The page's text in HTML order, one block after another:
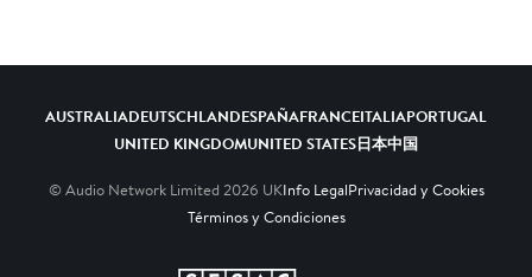
AUSTRALIADEUTSCHLANDESPAÑAFRANCEITALIAPORTUGAL
UNITED KINGDOMUNITED STATES日本中国
© Audio Network Limited 2026 UKInfo LegalPrivacidad y Cookies
Términos y Condiciones